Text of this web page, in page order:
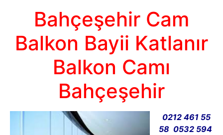
Bahçeşehir Cam
Balkon Bayii Katlanır
Balkon Camı
Bahçeşehir
0212 461 55
58 0532 594